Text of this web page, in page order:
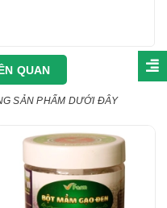
QUAN
SẢN PHẨM DƯỚI ĐÂY